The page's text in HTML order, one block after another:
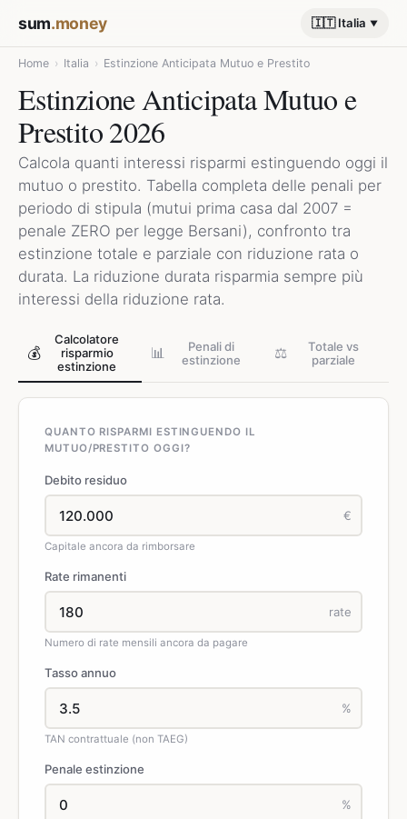
sum.money 🇮🇹 Italia
Home › Italia › Estinzione Anticipata Mutuo e Prestito
Estinzione Anticipata Mutuo e
Prestito 2026
Calcola quanti interessi risparmi estinguendo oggi il
mutuo o prestito. Tabella completa delle penali per
periodo di stipula (mutui prima casa dal 2007 =
penale ZERO per legge Bersani), confronto tra
estinzione totale e parziale con riduzione rata o
durata. La riduzione durata risparmia sempre più
interessi della riduzione rata.
💰
Calcolatore
risparmio
estinzione
📊
Penali di
estinzione
⚖️
Totale vs
parziale
QUANTO RISPARMI ESTINGUENDO IL
MUTUO/PRESTITO OGGI?
Debito residuo
€
Capitale ancora da rimborsare
Rate rimanenti
rate
Numero di rate mensili ancora da pagare
Tasso annuo
%
TAN contrattuale (non TAEG)
Penale estinzione
%